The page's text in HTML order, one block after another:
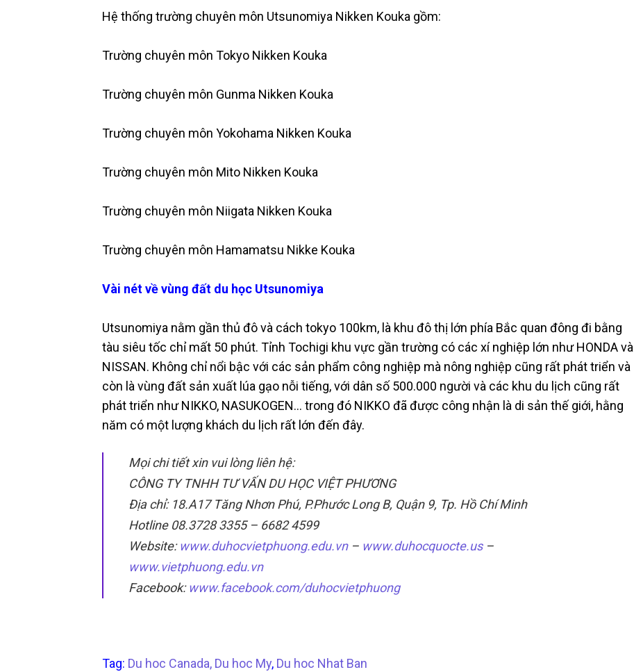
Hệ thống trường chuyên môn Utsunomiya Nikken Kouka gồm:
Trường chuyên môn Tokyo Nikken Kouka
Trường chuyên môn Gunma Nikken Kouka
Trường chuyên môn Yokohama Nikken Kouka
Trường chuyên môn Mito Nikken Kouka
Trường chuyên môn Niigata Nikken Kouka
Trường chuyên môn Hamamatsu Nikke Kouka
Vài nét về vùng đất du học Utsunomiya
Utsunomiya nằm gần thủ đô và cách tokyo 100km, là khu đô thị lớn phía Bắc quan đông đi bằng
tàu siêu tốc chỉ mất 50 phút. Tỉnh Tochigi khu vực gần trường có các xí nghiệp lớn như HONDA và
NISSAN. Không chỉ nổi bậc với các sản phẩm công nghiệp mà nông nghiệp cũng rất phát triển và
còn là vùng đất sản xuất lúa gạo nỗi tiếng, với dân số 500.000 người và các khu du lịch cũng rất
phát triển như NIKKO, NASUKOGEN... trong đó NIKKO đã được công nhận là di sản thế giới, hằng
năm có một lượng khách du lịch rất lớn đến đây.
Mọi chi tiết xin vui lòng liên hệ:
CÔNG TY TNHH TƯ VẤN DU HỌC VIỆT PHƯƠNG
Địa chỉ: 18.A17 Tăng Nhơn Phú, P.Phước Long B, Quận 9, Tp. Hồ Chí Minh
Hotline 08.3728 3355 – 6682 4599
Website:www.duhocvietphuong.edu.vn– www.duhocquocte.us–
www.vietphuong.edu.vn
Facebook:www.facebook.com/duhocvietphuong
Tag: Du hoc Canada, Du hoc My, Du hoc Nhat Ban